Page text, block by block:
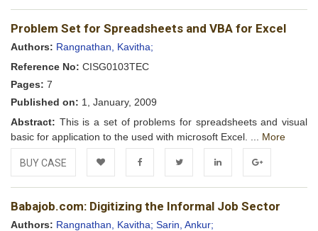
Add to FacebookTwitter LinkedIn Google+
Problem Set for Spreadsheets and VBA for Excel
Authors: Rangnathan, Kavitha;
Reference No: CISG0103TEC
Pages: 7
Published on: 1, January, 2009
Abstract: This is a set of problems for spreadsheets and visual
basic for application to the used with microsoft Excel. ... More
BUY CASE
Add to FacebookTwitter LinkedIn Google+
Babajob.com: Digitizing the Informal Job Sector
Authors: Rangnathan, Kavitha; Sarin, Ankur;